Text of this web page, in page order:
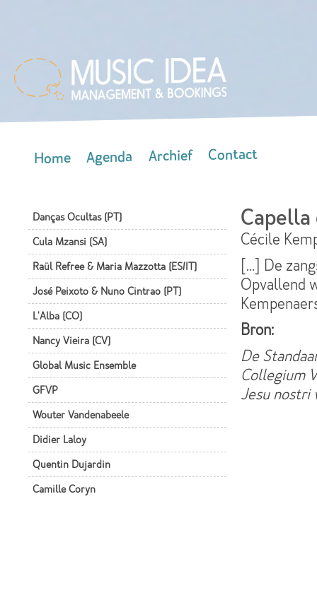
Home Agenda Archief Contact
Danças Ocultas (PT)
Cula Mzansi (SA)
Raül Refree & Maria Mazzotta (ES/IT)
José Peixoto & Nuno Cintrao (PT)
L'Alba (CO)
Nancy Vieira (CV)
Global Music Ensemble
GFVP
Wouter Vandenabeele
Didier Laloy
Quentin Dujardin
Camille Coryn
Capella
Cécile
[…] De
Opvallend
Bron:
De
Collegium
Jesu nostri